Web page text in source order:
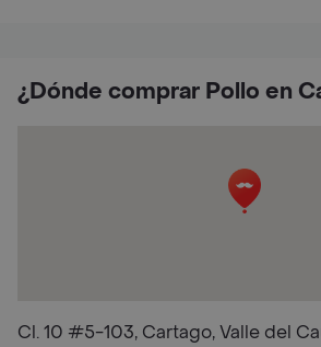
¿Dónde comprar Pollo en
Cl. 10 #5-103, Cartago, Valle del